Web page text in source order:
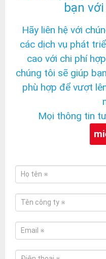
bạn với
Hãy liên hệ với
các dịch vụ phát
cao với chi phí
chúng tôi sẽ giúp
phù hợp để vượt
Mọi thông tin